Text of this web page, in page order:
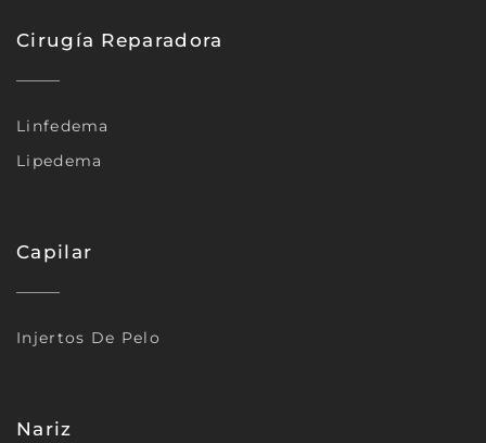
Cirugía Reparadora
Linfedema
Lipedema
Capilar
Injertos De Pelo
Nariz